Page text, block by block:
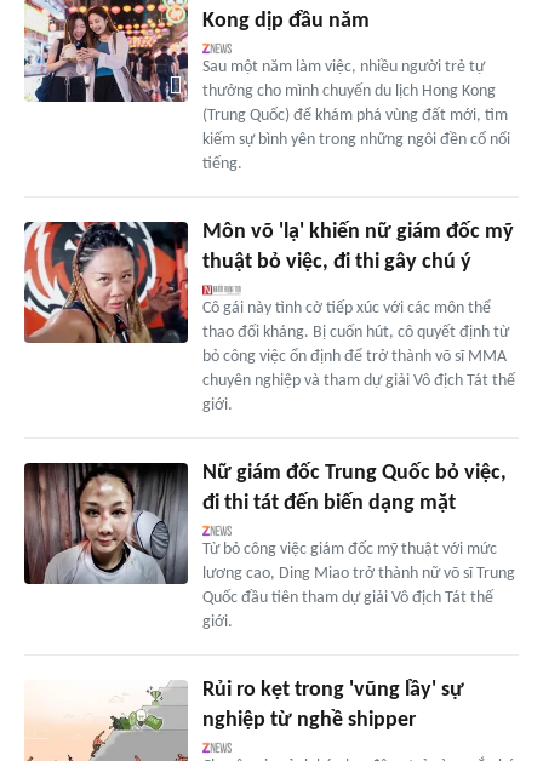
Kong dịp đầu năm
Sau một năm làm việc, nhiều người trẻ tự
thưởng cho mình chuyến du lịch Hong Kong
(Trung Quốc) để khám phá vùng đất mới, tìm
kiếm sự bình yên trong những ngôi đền cổ nổi
tiếng.
Môn võ 'lạ' khiến nữ giám đốc mỹ
thuật bỏ việc, đi thi gây chú ý
Cô gái này tình cờ tiếp xúc với các môn thể
thao đối kháng. Bị cuốn hút, cô quyết định từ
bỏ công việc ổn định để trở thành võ sĩ MMA
chuyên nghiệp và tham dự giải Vô địch Tát thế
giới.
Nữ giám đốc Trung Quốc bỏ việc,
đi thi tát đến biến dạng mặt
Từ bỏ công việc giám đốc mỹ thuật với mức
lương cao, Ding Miao trở thành nữ võ sĩ Trung
Quốc đầu tiên tham dự giải Vô địch Tát thế
giới.
Rủi ro kẹt trong 'vũng lầy' sự
nghiệp từ nghề shipper